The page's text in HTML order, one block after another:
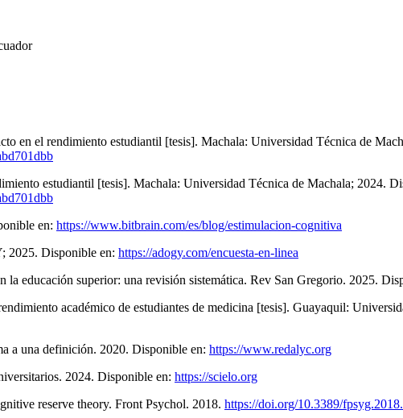
en el rendimiento estudiantil [tesis]. Machala: Universidad Técnica de
estudiantil [tesis]. Machala: Universidad Técnica de Machala; 2024.
en: https://www.bitbrain.com/es/blog/estimulacion-cognitiva
2025. Disponible en: https://adogy.com/encuesta-en-linea
educación superior: una revisión sistemática. Rev San Gregorio. 2025.
académico de estudiantes de medicina [tesis]. Guayaquil:
a una definición. 2020. Disponible en: https://www.redalyc.org
2024. Disponible en: https://scielo.org
reserve theory. Front Psychol. 2018. https://doi.org/10.3389/